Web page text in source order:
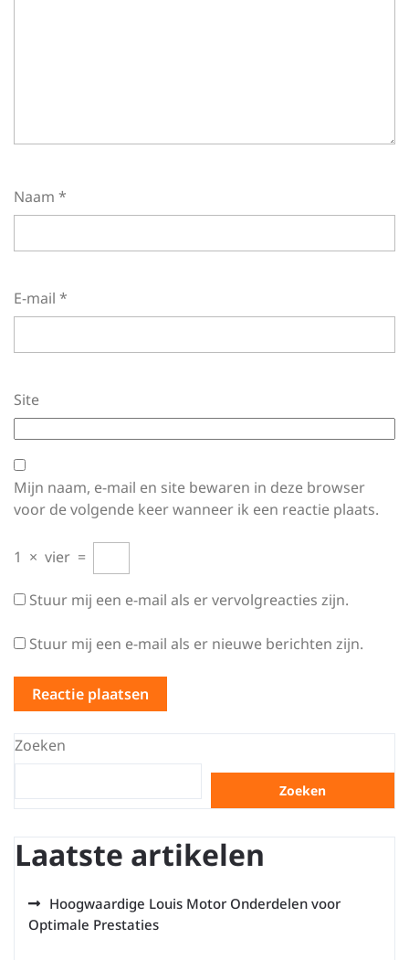
Naam *
E-mail *
Site
Mijn naam, e-mail en site bewaren in deze browser
voor de volgende keer wanneer ik een reactie plaats.
1 × vier =
Stuur mij een e-mail als er vervolgreacties zijn.
Stuur mij een e-mail als er nieuwe berichten zijn.
Zoeken
Zoeken
Laatste artikelen
Hoogwaardige Louis Motor Onderdelen voor
Optimale Prestaties